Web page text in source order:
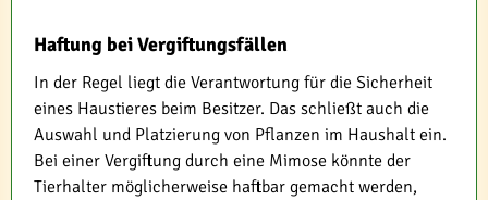
Haftung bei Vergiftungsfällen
In der Regel liegt die Verantwortung für die Sicherheit
eines Haustieres beim Besitzer. Das schließt auch die
Auswahl und Platzierung von Pflanzen im Haushalt ein.
Bei einer Vergiftung durch eine Mimose könnte der
Tierhalter möglicherweise haftbar gemacht werden,